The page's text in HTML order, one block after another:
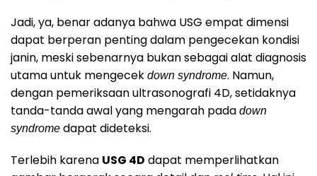
Jadi, ya, benar adanya bahwa USG empat dimensi
dapat berperan penting dalam pengecekan kondisi
janin, meski sebenarnya bukan sebagai alat diagnosis
utama untuk mengecek down syndrome. Namun,
dengan pemeriksaan ultrasonografi 4D, setidaknya
tanda-tanda awal yang mengarah pada down
syndrome dapat dideteksi.
Terlebih karena USG 4D dapat memperlihatkan